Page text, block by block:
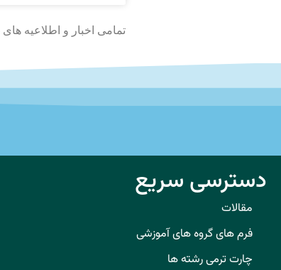
تمامی اخبار و اطلاعیه
دسترسی سریع
مقالات
فرم های گروه های آموزشی
چارت ترمی رشته ها